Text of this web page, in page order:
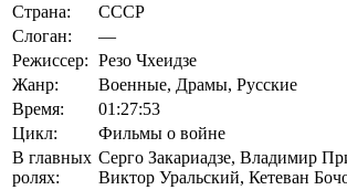
Страна:
СССР
Слоган:
—
Режиссер: Резо Чхеидзе
Жанр:
Военные, Драмы, Русские
Время:
01:27:53
Цикл:
Фильмы о войне
В главных
ролях:
Серго Закариадзе, Владимир
Виктор Уральский, Кетеван